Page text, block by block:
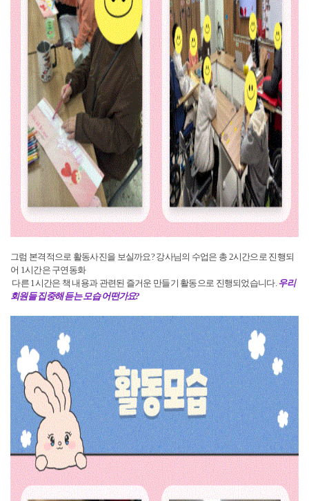
그럼 본격적으로 활동사진을 보실까요? 강사님의 수업은 총 2시간으로 진행되
어 1시간은 구연동화
다른 1시간은 책 내용과 관련된 즐거운 만들기 활동으로 진행되었습니다.우리
회원들 집중해 듣는 모습 어떤가요?